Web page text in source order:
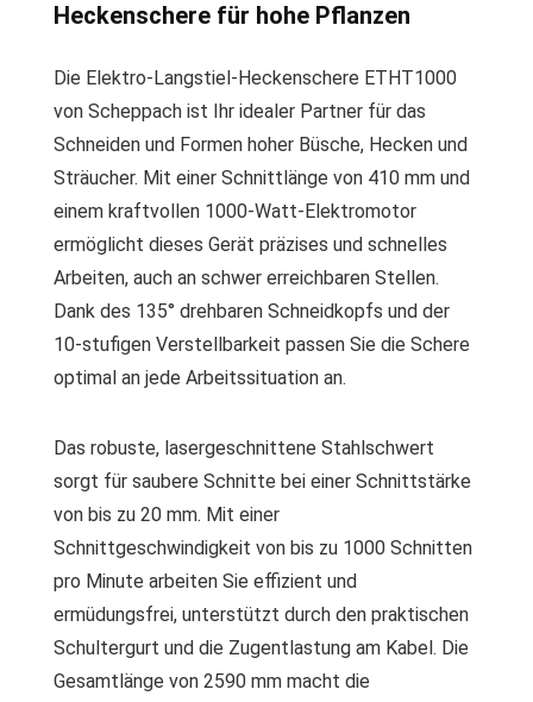
Heckenschere für hohe Pflanzen
Die Elektro-Langstiel-Heckenschere ETHT1000
von Scheppach ist Ihr idealer Partner für das
Schneiden und Formen hoher Büsche, Hecken und
Sträucher. Mit einer Schnittlänge von 410 mm und
einem kraftvollen 1000-Watt-Elektromotor
ermöglicht dieses Gerät präzises und schnelles
Arbeiten, auch an schwer erreichbaren Stellen.
Dank des 135° drehbaren Schneidkopfs und der
10-stufigen Verstellbarkeit passen Sie die Schere
optimal an jede Arbeitssituation an.
Das robuste, lasergeschnittene Stahlschwert
sorgt für saubere Schnitte bei einer Schnittstärke
von bis zu 20 mm. Mit einer
Schnittgeschwindigkeit von bis zu 1000 Schnitten
pro Minute arbeiten Sie effizient und
ermüdungsfrei, unterstützt durch den praktischen
Schultergurt und die Zugentlastung am Kabel. Die
Gesamtlänge von 2590 mm macht die